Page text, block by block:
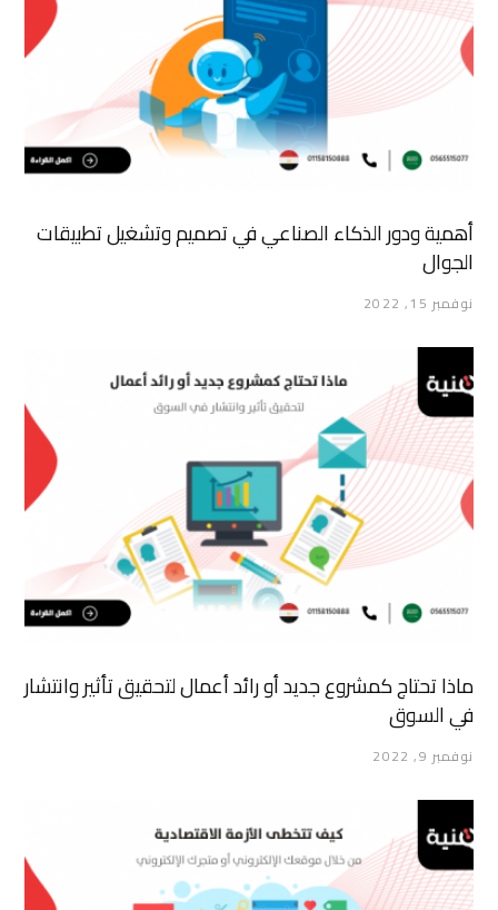
أهمية ودور الذكاء الصناعي في تصميم وتشغيل تطبيقات
الجوال
نوفمبر 15, 2022
ماذا تحتاج كمشروع جديد أو رائد أعمال لتحقيق تأثير وانتشار
في السوق
نوفمبر 9, 2022